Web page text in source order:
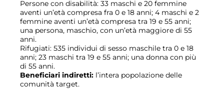
Persone con disabilità: 33 maschi e 20 femmine
aventi un’età compresa fra 0 e 18 anni; 4 maschi e 2
femmine aventi un’età compresa tra 19 e 55 anni;
una persona, maschio, con un’età maggiore di 55
anni.
Rifugiati: 535 individui di sesso maschile tra 0 e 18
anni; 23 maschi tra 19 e 55 anni; una donna con più
di 55 anni.
Beneficiari indiretti: l’intera popolazione delle
comunità target.